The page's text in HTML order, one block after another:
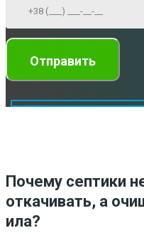
Почему септики
откачивать, а
ила?